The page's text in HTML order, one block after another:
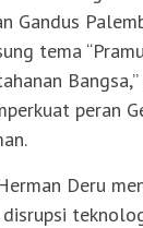
Gandus
tema
peran
Deru